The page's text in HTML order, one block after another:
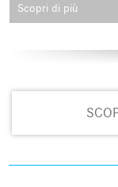
Scopri di più